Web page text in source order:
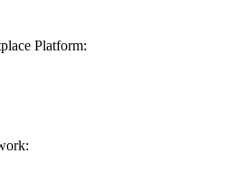
Platform: